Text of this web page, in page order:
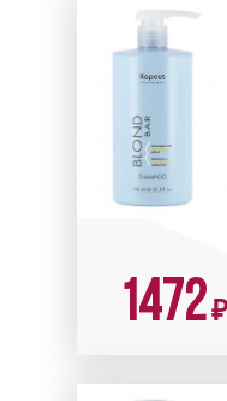
1472₽